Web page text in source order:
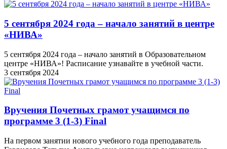
5 сентября 2024 года – начало занятий в центре
«НИВА»
5 сентября 2024 года – начало занятий в Образовательном
центре «НИВА»! Расписание узнавайте в учебной части.
3 сентября 2024
Вручения Почетных грамот учащимся по
программе 3 (1-3) Final
На первом занятии нового учебного года преподаватель